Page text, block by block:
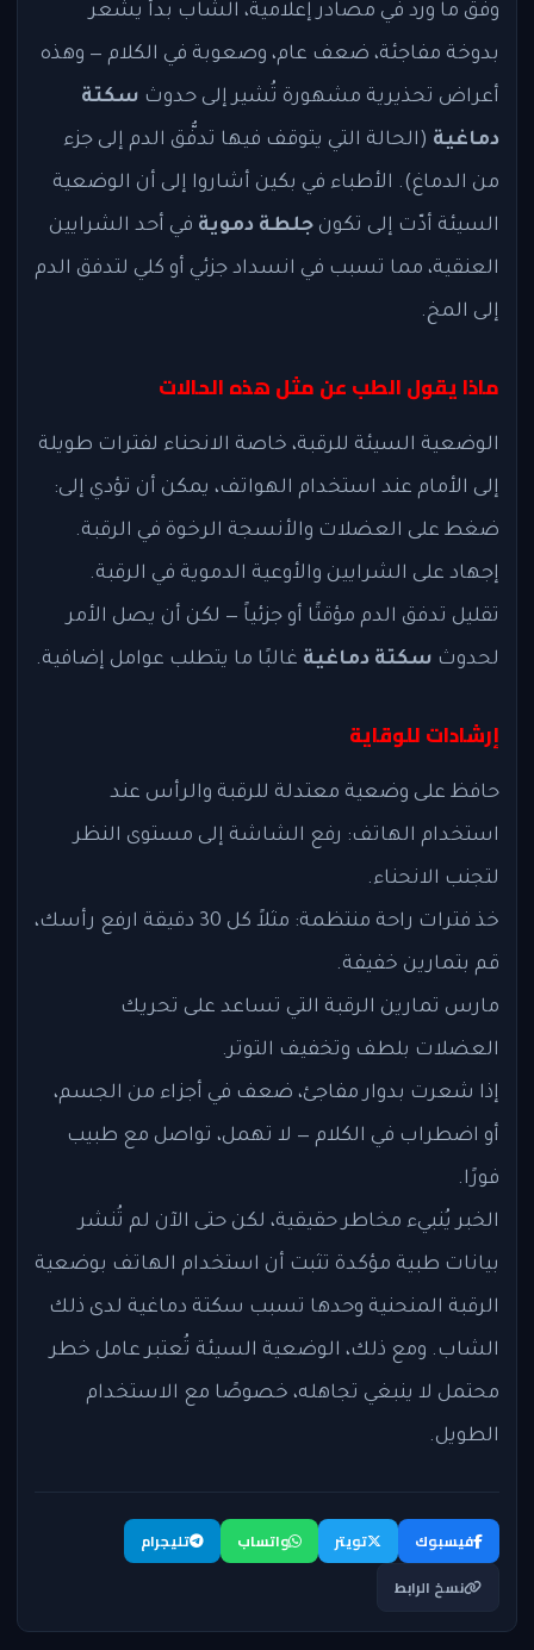
وفق ما ورد في مصادر إعلامية، الشاب بدأ يشعر
بدوخة مفاجئة، ضعف عام، وصعوبة في الكلام — وهذه
أعراض تحذيرية مشهورة تُشير إلى حدوث سكتة
دماغية (الحالة التي يتوقف فيها تدفُّق الدم إلى جزء
من الدماغ). الأطباء في بكين أشاروا إلى أن الوضعية
السيئة أدّت إلى تكون جلطة دموية في أحد الشرايين
العنقية، مما تسبب في انسداد جزئي أو كلي لتدفق الدم
إلى المخ.
ماذا يقول الطب عن مثل هذه الحالات
الوضعية السيئة للرقبة، خاصة الانحناء لفترات طويلة
إلى الأمام عند استخدام الهواتف، يمكن أن تؤدي إلى:
ضغط على العضلات والأنسجة الرخوة في الرقبة.
إجهاد على الشرايين والأوعية الدموية في الرقبة.
تقليل تدفق الدم مؤقتًا أو جزئياً — لكن أن يصل الأمر
لحدوث سكتة دماغية غالبًا ما يتطلب عوامل إضافية.
إرشادات للوقاية
حافظ على وضعية معتدلة للرقبة والرأس عند
استخدام الهاتف: رفع الشاشة إلى مستوى النظر
لتجنب الانحناء.
خذ فترات راحة منتظمة: مثلاً كل 30 دقيقة ارفع رأسك،
قم بتمارين خفيفة.
مارس تمارين الرقبة التي تساعد على تحريك
العضلات بلطف وتخفيف التوتر.
إذا شعرت بدوار مفاجئ، ضعف في أجزاء من الجسم،
أو اضطراب في الكلام — لا تهمل، تواصل مع طبيب
فورًا.
الخبر يُنبيء مخاطر حقيقية، لكن حتى الآن لم تُنشر
بيانات طبية مؤكدة تثبت أن استخدام الهاتف بوضعية
الرقبة المنحنية وحدها تسبب سكتة دماغية لدى ذلك
الشاب. ومع ذلك، الوضعية السيئة تُعتبر عامل خطر
محتمل لا ينبغي تجاهله، خصوصًا مع الاستخدام
الطويل.
فيسبوك تويتر واتساب
تليجرام
نسخ الرابط